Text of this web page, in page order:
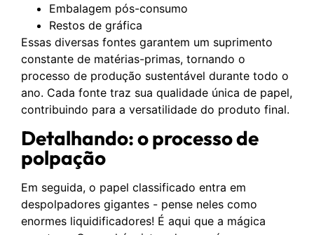
Embalagem pós-consumo
Restos de gráfica
Essas diversas fontes garantem um suprimento
constante de matérias-primas, tornando o
processo de produção sustentável durante todo o
ano. Cada fonte traz sua qualidade única de papel,
contribuindo para a versatilidade do produto final.
Detalhando: o processo de
polpação
Em seguida, o papel classificado entra em
despolpadores gigantes - pense neles como
enormes liquidificadores! É aqui que a mágica